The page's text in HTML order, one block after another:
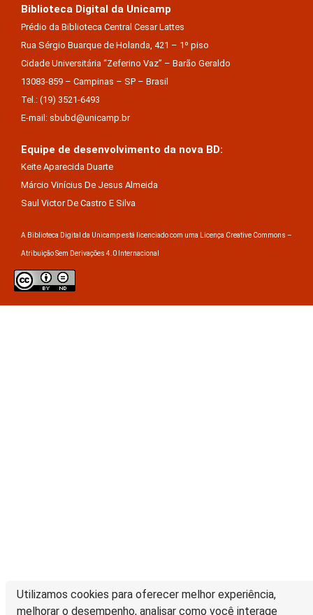
Utilizamos cookies para oferecer melhor experiência,
melhorar o desempenho, analisar como você interage
Biblioteca Digital da Unicamp
Prédio da Biblioteca Central Cesar Lattes
Rua Sérgio Buarque de Holanda, 421 – 1º piso
Cidade Universitária “Zeferino Vaz” – Barão Geraldo
13083-859 – Campinas – SP – Brasil
Tel.: (19) 3521-6493
E-mail: sbubd@unicamp.br
Equipe de desenvolvimento da nova BD:
Keite Aparecida Duarte
Márcio Vinícius De Jesus Almeida
Saul Victor De Castro E Silva
A Biblioteca Digital da Unicamp está licenciado com uma Licença Creative Commons –
Atribuição Sem Derivações 4.0 Internacional